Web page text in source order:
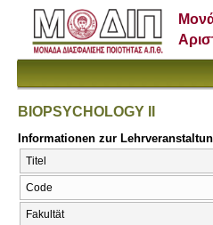
BIOPSYCHOLOGY II
Informationen zur
Titel
Code
Fakultät